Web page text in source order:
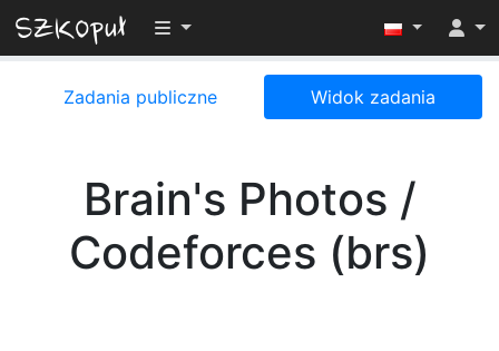
Przełącz widoczność menu
Zadania publiczne Widok zadania
Brain's Photos /
Codeforces (brs)